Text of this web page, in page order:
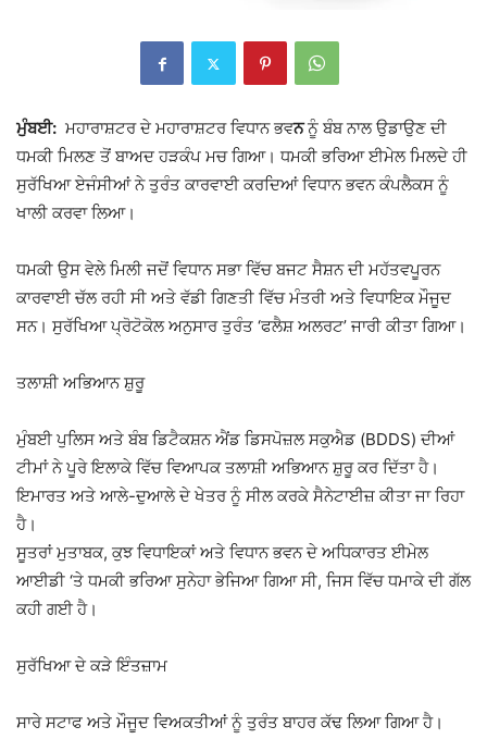
ਮੁੰਬਈ: ਮਹਾਰਾਸ਼ਟਰ ਦੇ ਮਹਾਰਾਸ਼ਟਰ ਵਿਧਾਨ ਭਵਨਨੂੰ ਬੰਬ ਨਾਲ ਉਡਾਉਣ ਦੀ
ਧਮਕੀ ਮਿਲਣ ਤੋਂ ਬਾਅਦ ਹੜਕੰਪ ਮਚ ਗਿਆ। ਧਮਕੀ ਭਰਿਆ ਈਮੇਲ ਮਿਲਦੇ ਹੀ
ਸੁਰੱਖਿਆ ਏਜੰਸੀਆਂ ਨੇ ਤੁਰੰਤ ਕਾਰਵਾਈ ਕਰਦਿਆਂ ਵਿਧਾਨ ਭਵਨ ਕੰਪਲੈਕਸ ਨੂੰ
ਖਾਲੀ ਕਰਵਾ ਲਿਆ।
ਧਮਕੀ ਉਸ ਵੇਲੇ ਮਿਲੀ ਜਦੋਂ ਵਿਧਾਨ ਸਭਾ ਵਿੱਚ ਬਜਟ ਸੈਸ਼ਨ ਦੀ ਮਹੱਤਵਪੂਰਨ
ਕਾਰਵਾਈ ਚੱਲ ਰਹੀ ਸੀ ਅਤੇ ਵੱਡੀ ਗਿਣਤੀ ਵਿੱਚ ਮੰਤਰੀ ਅਤੇ ਵਿਧਾਇਕ ਮੌਜੂਦ
ਸਨ। ਸੁਰੱਖਿਆ ਪ੍ਰੋਟੋਕੋਲ ਅਨੁਸਾਰ ਤੁਰੰਤ ‘ਫਲੈਸ਼ ਅਲਰਟ’ ਜਾਰੀ ਕੀਤਾ ਗਿਆ।
ਤਲਾਸ਼ੀ ਅਭਿਆਨ ਸ਼ੁਰੂ
ਮੁੰਬਈ ਪੁਲਿਸਅਤੇ ਬੰਬ ਡਿਟੈਕਸ਼ਨ ਐਂਡ ਡਿਸਪੋਜ਼ਲ ਸਕੁਐਡ (BDDS) ਦੀਆਂ
ਟੀਮਾਂ ਨੇ ਪੂਰੇ ਇਲਾਕੇ ਵਿੱਚ ਵਿਆਪਕ ਤਲਾਸ਼ੀ ਅਭਿਆਨ ਸ਼ੁਰੂ ਕਰ ਦਿੱਤਾ ਹੈ।
ਇਮਾਰਤ ਅਤੇ ਆਲੇ-ਦੁਆਲੇ ਦੇ ਖੇਤਰ ਨੂੰ ਸੀਲ ਕਰਕੇ ਸੈਨੇਟਾਈਜ਼ ਕੀਤਾ ਜਾ ਰਿਹਾ
ਹੈ।
ਸੂਤਰਾਂ ਮੁਤਾਬਕ, ਕੁਝ ਵਿਧਾਇਕਾਂ ਅਤੇ ਵਿਧਾਨ ਭਵਨ ਦੇ ਅਧਿਕਾਰਤ ਈਮੇਲ
ਆਈਡੀ ‘ਤੇ ਧਮਕੀ ਭਰਿਆ ਸੁਨੇਹਾ ਭੇਜਿਆ ਗਿਆ ਸੀ, ਜਿਸ ਵਿੱਚ ਧਮਾਕੇ ਦੀ ਗੱਲ
ਕਹੀ ਗਈ ਹੈ।
ਸੁਰੱਖਿਆ ਦੇ ਕੜੇ ਇੰਤਜ਼ਾਮ
ਸਾਰੇ ਸਟਾਫ ਅਤੇ ਮੌਜੂਦ ਵਿਅਕਤੀਆਂ ਨੂੰ ਤੁਰੰਤ ਬਾਹਰ ਕੱਢ ਲਿਆ ਗਿਆ ਹੈ।